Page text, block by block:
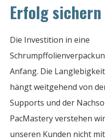
Erfolg sichern
Die Investition in eine
Anfang. Die
hängt weitgehend von
Supports und der
PacMastery verstehen
unseren Kunden nicht